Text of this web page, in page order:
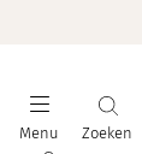
Menu Zoeken